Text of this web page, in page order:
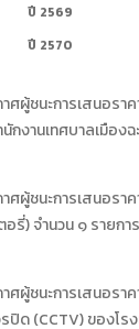
ปี 2569
ปี 2570
ผู้ชนะการเสนอรา
งานเทศบาลเมืองฉ
ผู้ชนะการเสนอรา
รี่) จำนวน ๑ รายกา
ผู้ชนะการเสนอราค
ด (CCTV) ของโรง